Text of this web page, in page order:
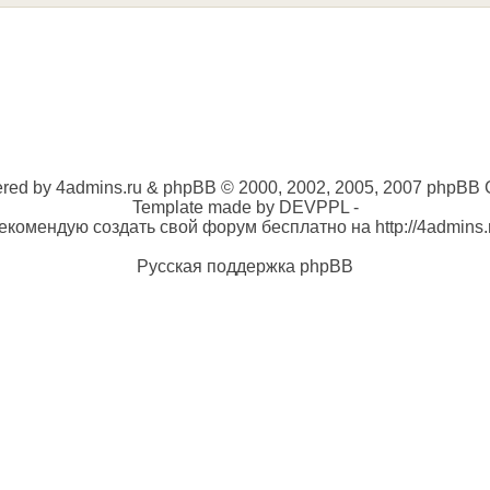
by 4admins.ru & phpBB © 2000, 2002, 2005, 2007 phpBB
Template made by DEVPPL -
создать свой форум бесплатно на http://
Русская поддержка phpBB